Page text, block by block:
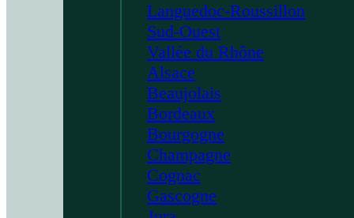
Languedoc-Roussillon
Sud-Ouest
Vallée du Rhône
Alsace
Beaujolais
Bordeaux
Bourgogne
Champagne
Cognac
Gascogne